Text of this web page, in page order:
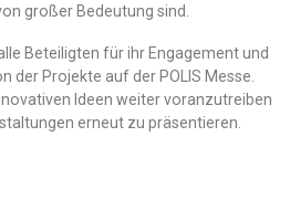
großer Bedeutung sind.
Beteiligten für ihr Engagement und
der Projekte auf der POLIS Messe.
Ideen weiter voranzutreiben
erneut zu präsentieren.